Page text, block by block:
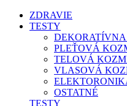
ZDRAVIE
TESTY
PLEŤOVÁ
TELOVÁ
VLASOVÁ
OSTATNÉ
TESTY